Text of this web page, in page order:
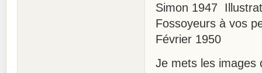
Simon 1947
Fossoyeurs à vos
Février 1950
Je mets les images